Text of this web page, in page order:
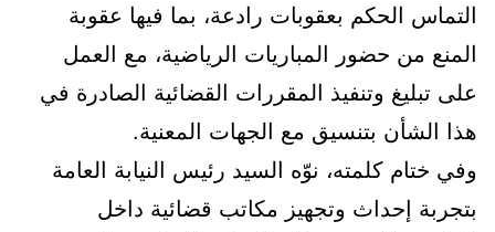
التماس الحكم بعقوبات رادعة، بما فيها عقوبة
المنع من حضور المباريات الرياضية، مع العمل
على تبليغ وتنفيذ المقررات القضائية الصادرة في
هذا الشأن بتنسيق مع الجهات المعنية.
وفي ختام كلمته، نوّه السيد رئيس النيابة العامة
بتجربة إحداث وتجهيز مكاتب قضائية داخل